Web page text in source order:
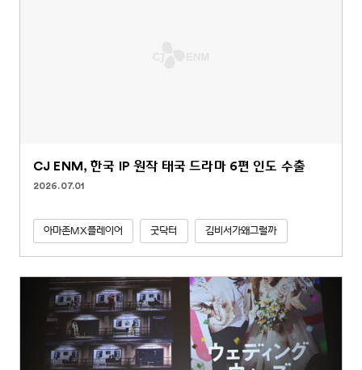
CJ ENM, 한국 IP 원작 태국 드라마 6편 인도 수출
2026.07.01
아마존MX플레이어 굿닥터 김비서가왜그럴까